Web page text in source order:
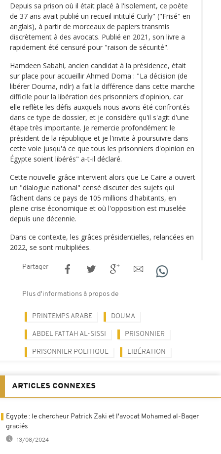
Depuis sa prison où il était placé à l'isolement, ce poète
de 37 ans avait publié un recueil intitulé Curly" ("Frisé" en
anglais), à partir de morceaux de papiers transmis
discrètement à des avocats. Publié en 2021, son livre a
rapidement été censuré pour "raison de sécurité".
Hamdeen Sabahi, ancien candidat à la présidence, était
sur place pour accueillir Ahmed Doma : "La décision (de
libérer Douma, ndlr) a fait la différence dans cette marche
difficile pour la libération des prisonniers d'opinion, car
elle reflète les défis auxquels nous avons été confrontés
dans ce type de dossier, et je considère qu'il s'agit d'une
étape très importante. Je remercie profondément le
président de la république et je l'invite à poursuivre dans
cette voie jusqu'à ce que tous les prisonniers d'opinion en
Égypte soient libérés" a-t-il déclaré.
Cette nouvelle grâce intervient alors que Le Caire a ouvert
un "dialogue national" censé discuter des sujets qui
fâchent dans ce pays de 105 millions d'habitants, en
pleine crise économique et où l'opposition est muselée
depuis une décennie.
Dans ce contexte, les grâces présidentielles, relancées en
2022, se sont multipliées.
Partager
Plus d'informations à propos de
PRINTEMPS ARABE DOUMA
ABDEL FATTAH AL-SISSI PRISONNIER
PRISONNIER POLITIQUE LIBÉRATION
ARTICLES CONNEXES
Egypte : le chercheur Patrick Zaki et l'avocat Mohamed al-Baqer
graciés
13/08/2024